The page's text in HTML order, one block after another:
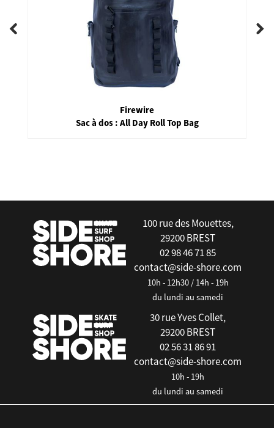
Firewire
Sac à dos : All Day Roll Top Bag
100 rue des Mouettes,
29200 BREST
02 98 46 71 85
contact@side-shore.com
10h - 12h30 / 14h - 19h
du lundi au samedi
30 rue Yves Collet,
29200 BREST
02 56 31 86 91
contact@side-shore.com
10h - 19h
du lundi au samedi